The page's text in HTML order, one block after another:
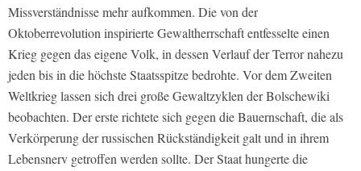
Missverständnisse mehr aufkommen. Die von der
Oktoberrevolution inspirierte Gewaltherrschaft entfesselte einen
Krieg gegen das eigene Volk, in dessen Verlauf der Terror nahezu
jeden bis in die höchste Staatsspitze bedrohte. Vor dem Zweiten
Weltkrieg lassen sich drei große Gewaltzyklen der Bolschewiki
beobachten. Der erste richtete sich gegen die Bauernschaft, die als
Verkörperung der russischen Rückständigkeit galt und in ihrem
Lebensnerv getroffen werden sollte. Der Staat hungerte die